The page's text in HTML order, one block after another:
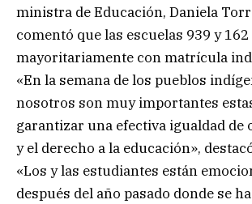
ministra de Educación, Daniela
comentó que las escuelas 939 y
mayoritariamente con matrícula
«En la semana de los pueblos
nosotros son muy importantes
garantizar una efectiva igualdad de
y el derecho a la educación»,
«Los y las estudiantes están
después del año pasado donde se